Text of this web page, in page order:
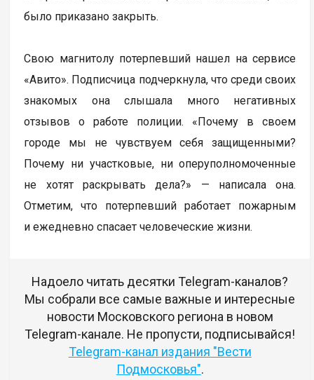
было приказано закрыть.
Свою магнитолу потерпевший нашел на сервисе
«Авито». Подписчица подчеркнула, что среди своих
знакомых она слышала много негативных
отзывов о работе полиции. «Почему в своем
городе мы не чувствуем себя защищенными?
Почему ни участковые, ни оперуполномоченные
не хотят раскрывать дела?» — написала она.
Отметим, что потерпевший работает пожарным
и ежедневно спасает человеческие жизни.
Надоело читать десятки Telegram-каналов?
Мы собрали все самые важные и интересные
новости Московского региона в новом
Telegram-канале. Не пропусти, подписывайся!
Telegram-канал издания "Вести
Подмосковья".